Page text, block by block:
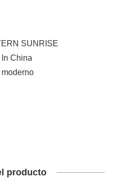
SUNRISE
In China
moderno
producto